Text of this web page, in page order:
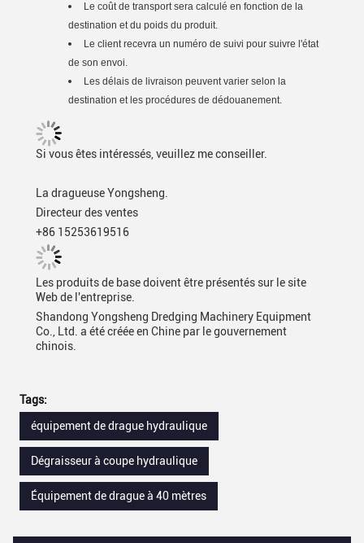
Le coût de transport sera calculé en fonction de la
destination et du poids du produit.
Le client recevra un numéro de suivi pour suivre l'état
de son envoi.
Les délais de livraison peuvent varier selon la
destination et les procédures de dédouanement.
Si vous êtes intéressés, veuillez me conseiller.
La dragueuse Yongsheng.
Directeur des ventes
+86 15253619516
Les produits de base doivent être présentés sur le site
Web de l'entreprise.
Shandong Yongsheng Dredging Machinery Equipment
Co., Ltd. a été créée en Chine par le gouvernement
chinois.
Tags:
équipement de drague hydraulique
Dégraisseur à coupe hydraulique
Équipement de drague à 40 mètres